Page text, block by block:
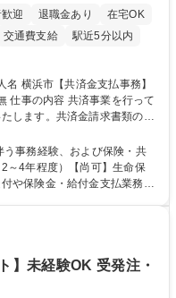
迎 退職金あり
在宅OK
交通費支給
駅近5分以内
て
します。共済金請求書類の受
入者様や医療機関等からの問
受付、
事務処理業務全般を担当 ■専
作成・発送作業 ■加入者様や
事務経験、および保険・共
～4年程度）【尚可】生命保
や保険金・給付金支払業務経
学院
：
】未経験OK 受発注・